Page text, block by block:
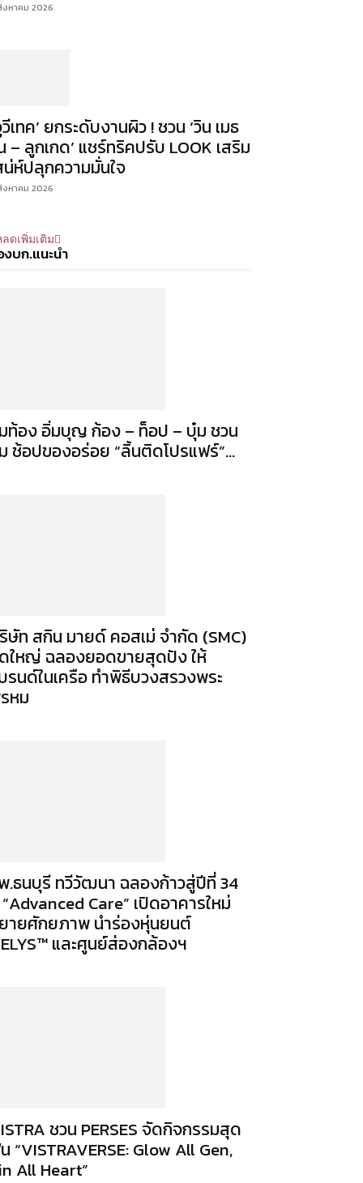
หาคม 2026
วีเทค’ ยกระดับงานผิว ! ชวน ‘วิน เมธ
– ลูกเกด’ แชร์ทริคปรับ LOOK เสริม
น่ห์ปลุกความมั่นใจ
หาคม 2026
ดเพิ่มเติม
งบก.แนะนำ
ท้อง อิ่มบุญ ก้อง – ท็อป – บุ๋ม ชวน
ช้อปของอร่อย “ลิ้นติดโปรแฟร์”...
ษัท สกิน มายด์ คอสเม่ จำกัด (SMC)
ใหญ่ ฉลองยอดขายสุดปัง ให้
รนด์ในเครือ ทำพิธีบวงสรวงพระ
หม
.ธนบุรี ทวีวัฒนา ฉลองก้าวสู่ปีที่ 34
Care” เปิดอาคารใหม่
ายศักยภาพ นำร่องหุ่นยนต์
และศูนย์ส่องกล้องฯ
ชวน PERSES จัดกิจกรรมสุด
“VISTRAVERSE: Glow All Gen,
All Heart”